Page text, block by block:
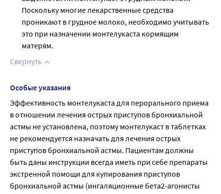
Поскольку многие лекарственные средства
проникают в грудное молоко, необходимо учитывать
это при назначении монтелукаста кормящим
матерям.
Свернуть
Особые указания
Эффективность монтелукаста для перорального приема
в отношении лечения острых приступов бронхиальной
астмы не установлена, поэтому монтелукаст в таблетках
не рекомендуется назначать для лечения острых
приступов бронхиальной астмы. Пациентам должны
быть даны инструкции всегда иметь при себе препараты
экстренной помощи для купирования приступов
бронхиальной астмы (ингаляционные бета2-агонисты